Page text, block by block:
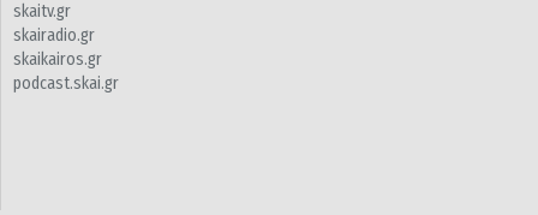
skaitv.gr
skairadio.gr
skaikairos.gr
podcast.skai.gr